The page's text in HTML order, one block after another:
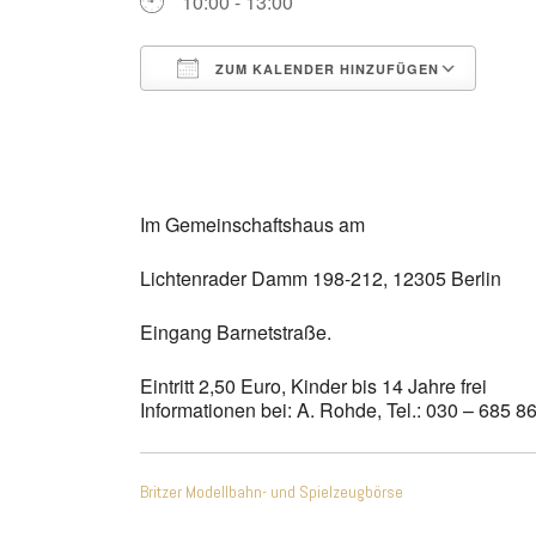
ZUM KALENDER HINZUFÜGEN
Im Gemeinschaftshaus am
Lichtenrader Damm 198-212, 12305 Berlin
Eingang Barnetstraße.
Eintritt 2,50 Euro, Kinder bis 14 Jahre frei
Informationen bei: A. Rohde, Tel.: 030 – 685
Britzer Modellbahn- und Spielzeugbörse